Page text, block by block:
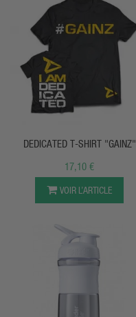
APERÇU RAPIDE
DEDICATED T-SHIRT "GAINZ"
17,10 €
VOIR L’ARTICLE